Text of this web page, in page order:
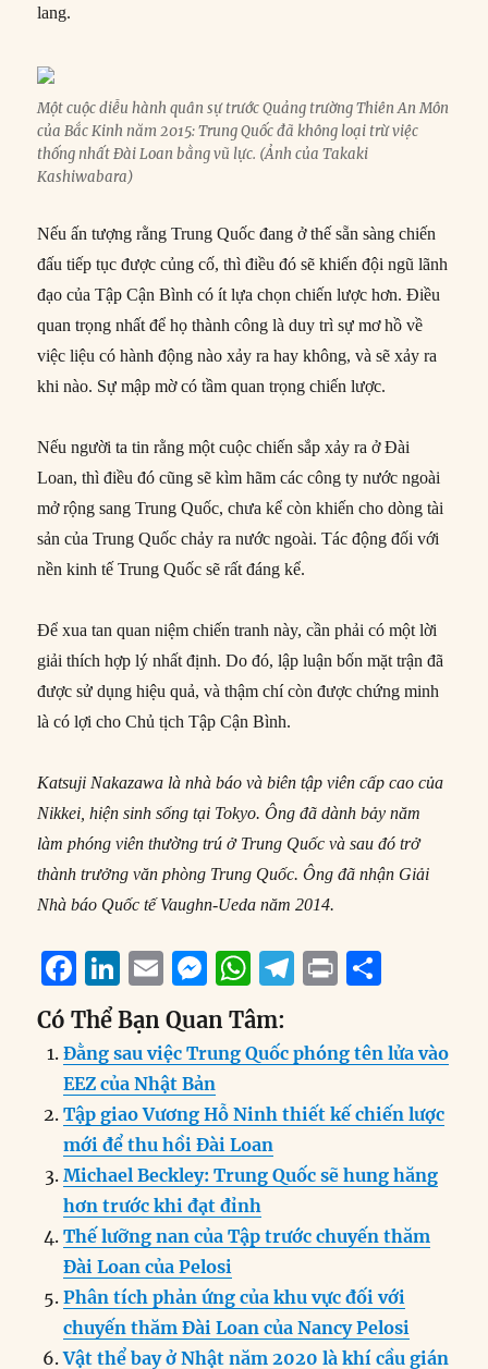
lang.
Một cuộc diễu hành quân sự trước Quảng trường Thiên An Môn
của Bắc Kinh năm 2015: Trung Quốc đã không loại trừ việc
thống nhất Đài Loan bằng vũ lực. (Ảnh của Takaki
Kashiwabara)
Nếu ấn tượng rằng Trung Quốc đang ở thế sẵn sàng chiến
đấu tiếp tục được củng cố, thì điều đó sẽ khiến đội ngũ lãnh
đạo của Tập Cận Bình có ít lựa chọn chiến lược hơn. Điều
quan trọng nhất để họ thành công là duy trì sự mơ hồ về
việc liệu có hành động nào xảy ra hay không, và sẽ xảy ra
khi nào. Sự mập mờ có tầm quan trọng chiến lược.
Nếu người ta tin rằng một cuộc chiến sắp xảy ra ở Đài
Loan, thì điều đó cũng sẽ kìm hãm các công ty nước ngoài
mở rộng sang Trung Quốc, chưa kể còn khiến cho dòng tài
sản của Trung Quốc chảy ra nước ngoài. Tác động đối với
nền kinh tế Trung Quốc sẽ rất đáng kể.
Để xua tan quan niệm chiến tranh này, cần phải có một lời
giải thích hợp lý nhất định. Do đó, lập luận bốn mặt trận đã
được sử dụng hiệu quả, và thậm chí còn được chứng minh
là có lợi cho Chủ tịch Tập Cận Bình.
Katsuji Nakazawa là nhà báo và biên tập viên cấp cao của
Nikkei, hiện sinh sống tại Tokyo. Ông đã dành bảy năm
làm phóng viên thường trú ở Trung Quốc và sau đó trở
thành trưởng văn phòng Trung Quốc. Ông đã nhận Giải
Nhà báo Quốc tế Vaughn-Ueda năm 2014.
F
a
c
e
b
o
o
k
Li
n
k
e
d
I
n
E
m
ai
l
M
ss
e
n
g
er
W
h
at
s
A
p
p
T
e
g
r
m
P
n
t
a
re
Có Thể Bạn Quan Tâm:
Đằng sau việc Trung Quốc phóng tên lửa vào
EEZ của Nhật Bản
Tập giao Vương Hỗ Ninh thiết kế chiến lược
mới để thu hồi Đài Loan
Michael Beckley: Trung Quốc sẽ hung hăng
hơn trước khi đạt đỉnh
Thế lưỡng nan của Tập trước chuyến thăm
Đài Loan của Pelosi
Phân tích phản ứng của khu vực đối với
chuyến thăm Đài Loan của Nancy Pelosi
Vật thể bay ở Nhật năm 2020 là khí cầu gián